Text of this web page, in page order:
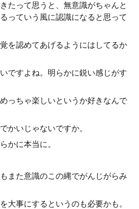
たって思うと、無意識がちゃんと
っていう風に認識になると思って
を認めてあげるようにはしてるか
ですよね。明らかに鋭い感じがす
っちゃ楽しいというか好きなんで
かいじゃないですか。
かに本当に。
また意識のこの縄でがんじがらみ
大事にするというのも必要かも。